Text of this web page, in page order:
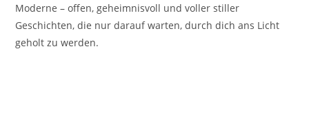
Moderne – offen, geheimnisvoll und voller stiller
Geschichten, die nur darauf warten, durch dich ans Licht
geholt zu werden.